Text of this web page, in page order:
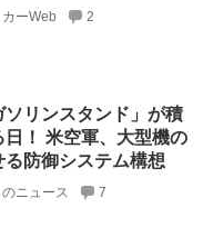
ーWeb 2
ソリンスタンド」が積
！ 米空軍、大型機の
防御システム構想
ニュース 7